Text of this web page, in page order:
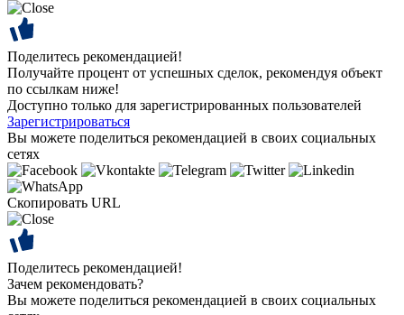
Поделитесь рекомендацией!
Получайте процент от успешных сделок, рекомендуя объект
по ссылкам ниже!
Доступно только для зарегистрированных пользователей
Зарегистрироваться
Вы можете поделиться рекомендацией в своих социальных
сетях
Скопировать URL
Поделитесь рекомендацией!
Зачем рекомендовать?
Вы можете поделиться рекомендацией в своих социальных